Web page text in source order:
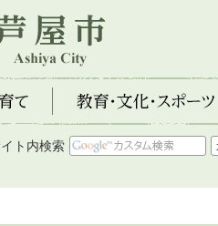
教育・文化・スポーツ
ト内検索